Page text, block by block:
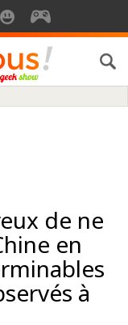
de ne
en
à